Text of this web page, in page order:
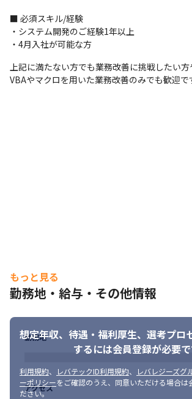
■ 研修
＜入社1ヶ月間の流れ＞
・オリエンテーション、入社者合同研修（ビジ
・RPA基礎学習（UiPathのe-Leraning、ハンズ
・開発標準研修（コーディング規約、命名規則
■ 必須スキル/経験
・システム開発のご経験1年以上
・4月入社が可能な方
上記に満たない方でも業務改善に挑戦したい方
VBAやマクロを用いた業務改善のみでも歓迎で
もっと見る
勤務地・給与・その他情報
想定年収、待遇・福利厚生、 選考プロ
するには会員登録が必要
利用規約、 レバテックID利用規約、
レバレジーズグ
ーポリシーをご確認のうえ、同意いただける場合は
ださい。
勤務地
アクセス